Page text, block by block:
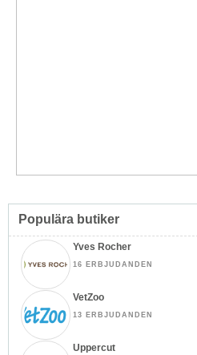
Populära butiker
Yves Rocher
16 ERBJUDANDEN
VetZoo
13 ERBJUDANDEN
Uppercut